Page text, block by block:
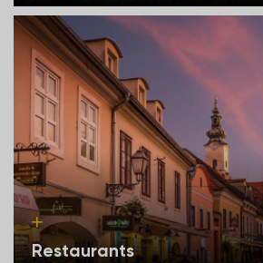
Restaurants